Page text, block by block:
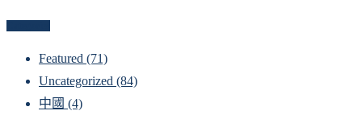
Featured (71)
Uncategorized (84)
中國 (4)